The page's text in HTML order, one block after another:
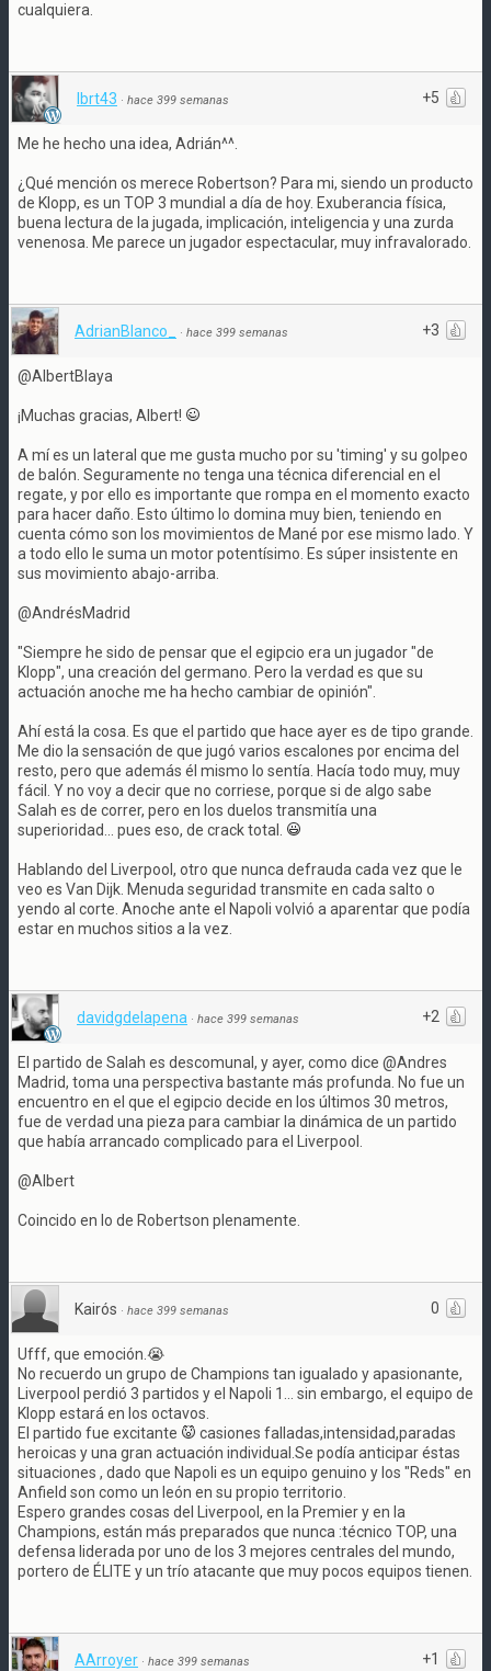
cualquiera.
+5
lbrt43 · hace 399 semanas
Me he hecho una idea, Adrián^^.
¿Qué mención os merece Robertson? Para mi, siendo un producto
de Klopp, es un TOP 3 mundial a día de hoy. Exuberancia física,
buena lectura de la jugada, implicación, inteligencia y una zurda
venenosa. Me parece un jugador espectacular, muy infravalorado.
+3
AdrianBlanco_ · hace 399 semanas
@AlbertBlaya
¡Muchas gracias, Albert!
A mí es un lateral que me gusta mucho por su 'timing' y su golpeo
de balón. Seguramente no tenga una técnica diferencial en el
regate, y por ello es importante que rompa en el momento exacto
para hacer daño. Esto último lo domina muy bien, teniendo en
cuenta cómo son los movimientos de Mané por ese mismo lado. Y
a todo ello le suma un motor potentísimo. Es súper insistente en
sus movimiento abajo-arriba.
@AndrésMadrid
"Siempre he sido de pensar que el egipcio era un jugador "de
Klopp", una creación del germano. Pero la verdad es que su
actuación anoche me ha hecho cambiar de opinión".
Ahí está la cosa. Es que el partido que hace ayer es de tipo grande.
Me dio la sensación de que jugó varios escalones por encima del
resto, pero que además él mismo lo sentía. Hacía todo muy, muy
fácil. Y no voy a decir que no corriese, porque si de algo sabe
Salah es de correr, pero en los duelos transmitía una
superioridad... pues eso, de crack total.
Hablando del Liverpool, otro que nunca defrauda cada vez que le
veo es Van Dijk. Menuda seguridad transmite en cada salto o
yendo al corte. Anoche ante el Napoli volvió a aparentar que podía
estar en muchos sitios a la vez.
+2
davidgdelapena · hace 399 semanas
El partido de Salah es descomunal, y ayer, como dice @Andres
Madrid, toma una perspectiva bastante más profunda. No fue un
encuentro en el que el egipcio decide en los últimos 30 metros,
fue de verdad una pieza para cambiar la dinámica de un partido
que había arrancado complicado para el Liverpool.
@Albert
Coincido en lo de Robertson plenamente.
0
Kairós · hace 399 semanas
Ufff, que emoción.😭
No recuerdo un grupo de Champions tan igualado y apasionante,
Liverpool perdió 3 partidos y el Napoli 1... sin embargo, el equipo de
Klopp estará en los octavos.
El partido fue excitante
casiones falladas,intensidad,paradas
heroicas y una gran actuación individual.Se podía anticipar éstas
situaciones , dado que Napoli es un equipo genuino y los "Reds" en
Anfield son como un león en su propio territorio.
Espero grandes cosas del Liverpool, en la Premier y en la
Champions, están más preparados que nunca :técnico TOP, una
defensa liderada por uno de los 3 mejores centrales del mundo,
portero de ÉLITE y un trío atacante que muy pocos equipos tienen.
+1
AArroyer · hace 399 semanas